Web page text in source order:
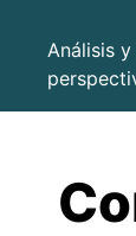
Análisis